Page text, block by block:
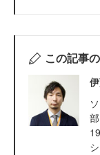
この記事